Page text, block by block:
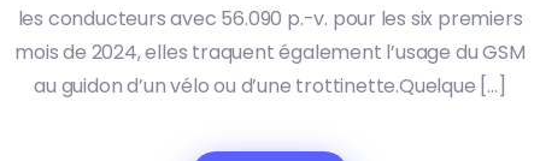
les conducteurs avec 56.090 p.-v. pour les six premiers
mois de 2024, elles traquent également l’usage du GSM
au guidon d’un vélo ou d’une trottinette.Quelque […]